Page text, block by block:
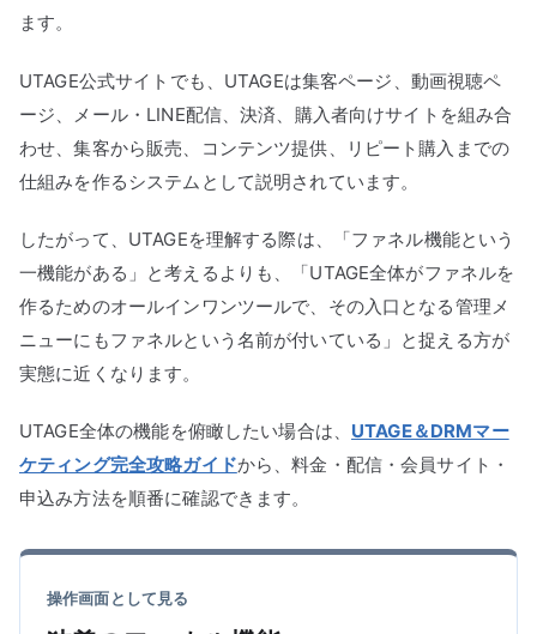
ます。
UTAGE公式サイトでも、UTAGEは集客ページ、動画視聴ペ
ージ、メール・LINE配信、決済、購入者向けサイトを組み合
わせ、集客から販売、コンテンツ提供、リピート購入までの
仕組みを作るシステムとして説明されています。
したがって、UTAGEを理解する際は、「ファネル機能という
一機能がある」と考えるよりも、「UTAGE全体がファネルを
作るためのオールインワンツールで、その入口となる管理メ
ニューにもファネルという名前が付いている」と捉える方が
実態に近くなります。
UTAGE全体の機能を俯瞰したい場合は、 UTAGE＆DRMマー
ケティング完全攻略ガイドから、料金・配信・会員サイト・
申込み方法を順番に確認できます。
操作画面として見る